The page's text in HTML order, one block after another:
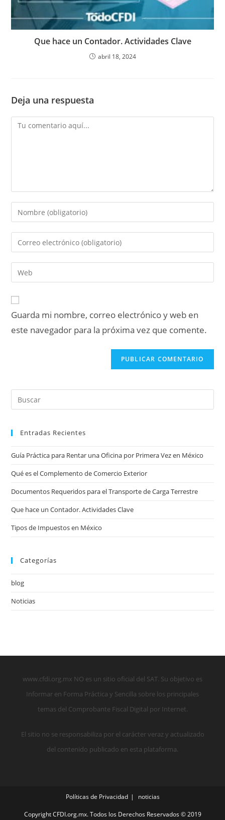
Que hace un Contador. Actividades Clave
abril 18, 2024
Deja una respuesta
Guarda mi nombre, correo electrónico y web en
este navegador para la próxima vez que comente.
Entradas Recientes
Guía Práctica para Rentar una Oficina por Primera Vez en México
Qué es el Complemento de Comercio Exterior
Documentos Requeridos para el Transporte de Carga Terrestre
Que hace un Contador. Actividades Clave
Tipos de Impuestos en México
Categorías
blog
Noticias
www.cfdi.org.mx NO es un sitio oficial del SAT. Su objetivo es
Informar en Forma Práctica y Sencilla sobre los principales
temas del Comprobante Fiscal Digital por Internet.
El sitio no se responsabiliza por el carácter veraz y actualizado
del contenido publicado en esta plataforma.
Políticas de Privacidad noticias
Copyright CFDI.org.mx. Todos los Derechos Reservados © 2019